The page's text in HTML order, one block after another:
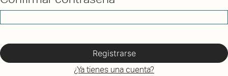
Registrarse
¿Ya tienes una cuenta?